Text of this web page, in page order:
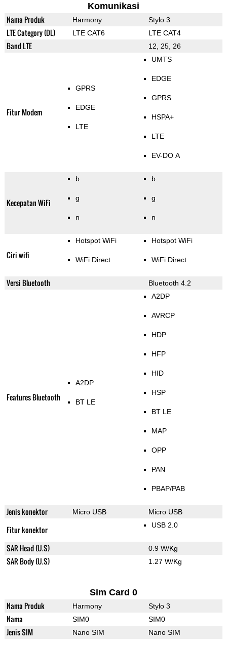
Komunikasi
Nama Produk Harmony Stylo 3
LTE Category (DL) LTE CAT6 LTE CAT4
Band LTE 12, 25, 26
Fitur Modem
GPRS
EDGE
LTE
UMTS
EDGE
GPRS
HSPA+
LTE
EV-DO A
Kecepatan WiFi
b
g
n
b
g
n
Ciri wifi
Hotspot WiFi
WiFi Direct
Hotspot WiFi
WiFi Direct
Versi Bluetooth Bluetooth 4.2
Features Bluetooth
A2DP
BT LE
A2DP
AVRCP
HDP
HFP
HID
HSP
BT LE
MAP
OPP
PAN
PBAP/PAB
Jenis konektor Micro USB Micro USB
Fitur konektor USB 2.0
SAR Head (U.S) 0.9 W/Kg
SAR Body (U.S) 1.27 W/Kg
Sim Card 0
Nama Produk Harmony Stylo 3
Nama SIM0 SIM0
Jenis SIM Nano SIM Nano SIM